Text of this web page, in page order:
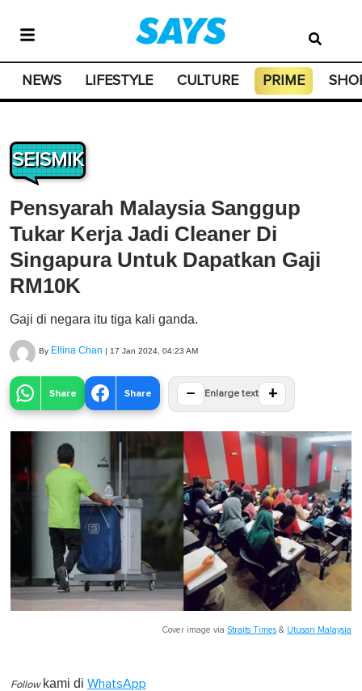
NEWS LIFESTYLE CULTURE PRIME
SEISMIK
Pensyarah Malaysia Sanggup
Tukar Kerja Jadi Cleaner Di
Singapura Untuk Dapatkan Gaji
RM10K
Gaji di negara itu tiga kali ganda.
By Ellina Chan | 17 Jan 2024, 04:23 AM
Share Share − Enlarge text +
Cover image via Straits Times & Utusan Malaysia
Follow kami di WhatsApp